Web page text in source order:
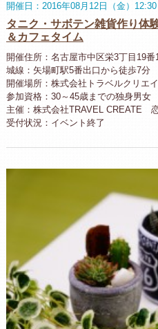
開催日：2016年08月12日（金）
タニク・サボテン雑貨作り体
＆カフェタイム
開催住所：名古屋市中区栄3丁目19
城線：矢場町駅5番出口から徒歩7分
開催場所：株式会社トラベルクリエ
参加資格：30～45歳までの独身男女
主催：株式会社TRAVEL CREATE
受付状況：イベント終了